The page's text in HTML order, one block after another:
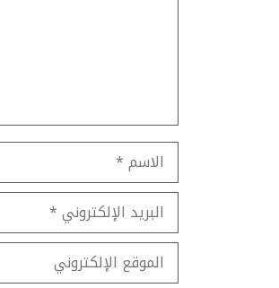
الاسم
البريد
الإلكتروني
الموقع
الإلكتروني